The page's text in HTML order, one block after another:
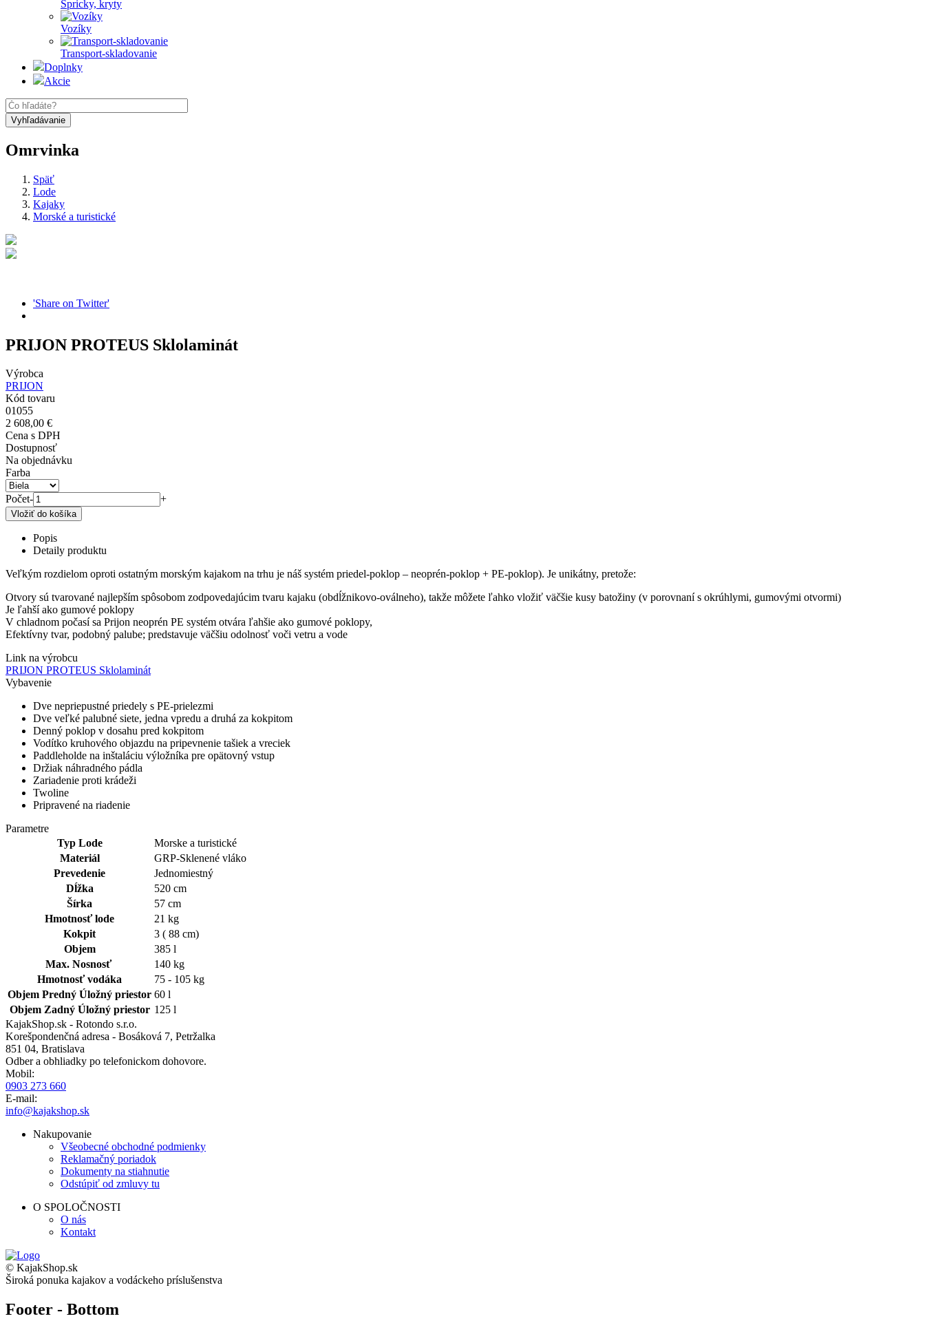
Špricky, kryty
Vozíky
Transport-skladovanie
Doplnky
Akcie
Omrvinka
Späť
Lode
Kajaky
Morské a turistické
'Share on Twitter'
PRIJON PROTEUS Sklolaminát
Výrobca
PRIJON
Kód tovaru
01055
2 608,00 €
Cena s DPH
Dostupnosť
Na objednávku
Farba
Počet- +
Popis
Detaily produktu
Veľkým rozdielom oproti ostatným morským kajakom na trhu je náš systém priedel-poklop – neoprén-poklop + PE-poklop). Je unikátny, pretože:
Otvory sú tvarované najlepším spôsobom zodpovedajúcim tvaru kajaku (obdĺžnikovo-oválneho), takže môžete ľahko vložiť väčšie kusy batožiny (v porovnaní s okrúhlymi, gumovými otvormi)
Je ľahší ako gumové poklopy
V chladnom počasí sa Prijon neoprén PE systém otvára ľahšie ako gumové poklopy,
Efektívny tvar, podobný palube; predstavuje väčšiu odolnosť voči vetru a vode
Link na výrobcu
PRIJON PROTEUS Sklolaminát
Vybavenie
Dve nepriepustné priedely s PE-prielezmi
Dve veľké palubné siete, jedna vpredu a druhá za kokpitom
Denný poklop v dosahu pred kokpitom
Vodítko kruhového objazdu na pripevnenie tašiek a vreciek
Paddleholde na inštaláciu výložníka pre opätovný vstup
Držiak náhradného pádla
Zariadenie proti krádeži
Twoline
Pripravené na riadenie
Parametre
Typ Lode
Morske a turistické
Materiál
GRP-Sklenené vláko
Prevedenie
Jednomiestný
Dĺžka
520 cm
Šírka
57 cm
Hmotnosť lode
21 kg
Kokpit
3 ( 88 cm)
Objem
385 l
Max. Nosnosť
140 kg
Hmotnosť vodáka
75 - 105 kg
Objem Predný Úložný priestor 60 l
Objem Zadný Úložný priestor 125 l
KajakShop.sk - Rotondo s.r.o.
Korešpondenčná adresa - Bosáková 7, Petržalka
851 04, Bratislava
Odber a obhliadky po telefonickom dohovore.
Mobil:
0903 273 660
E-mail:
info@kajakshop.sk
Nakupovanie
Všeobecné obchodné podmienky
Reklamačný poriadok
Dokumenty na stiahnutie
Odstúpiť od zmluvy tu
O SPOLOČNOSTI
O nás
Kontakt
© KajakShop.sk
Široká ponuka kajakov a vodáckeho príslušenstva
Footer - Bottom